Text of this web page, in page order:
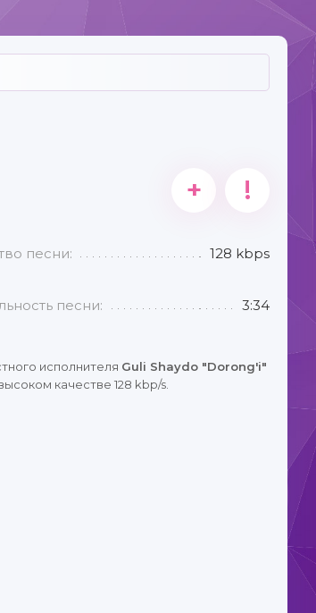
+ !
песни: 128 kbps
песни: 3:34
исполнителя Guli Shaydo "Dorong'i"
качестве 128 kbp/s.